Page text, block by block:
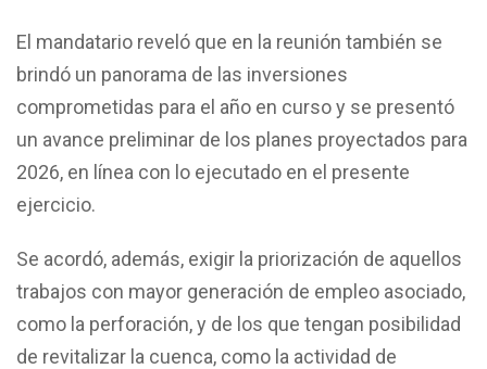
El mandatario reveló que en la reunión también se
brindó un panorama de las inversiones
comprometidas para el año en curso y se presentó
un avance preliminar de los planes proyectados para
2026, en línea con lo ejecutado en el presente
ejercicio.
Se acordó, además, exigir la priorización de aquellos
trabajos con mayor generación de empleo asociado,
como la perforación, y de los que tengan posibilidad
de revitalizar la cuenca, como la actividad de